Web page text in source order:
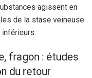
agissent en
de la stase veineuse
fragon : études
du retour